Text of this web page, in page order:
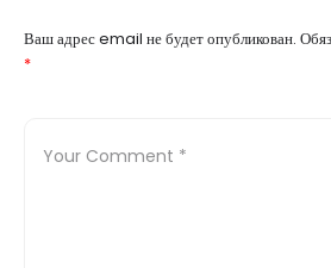
Ваш адрес email не будет опубликован.
*